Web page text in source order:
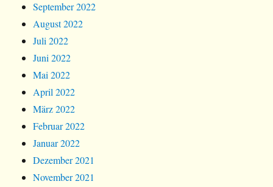
September 2022
August 2022
Juli 2022
Juni 2022
Mai 2022
April 2022
März 2022
Februar 2022
Januar 2022
Dezember 2021
November 2021